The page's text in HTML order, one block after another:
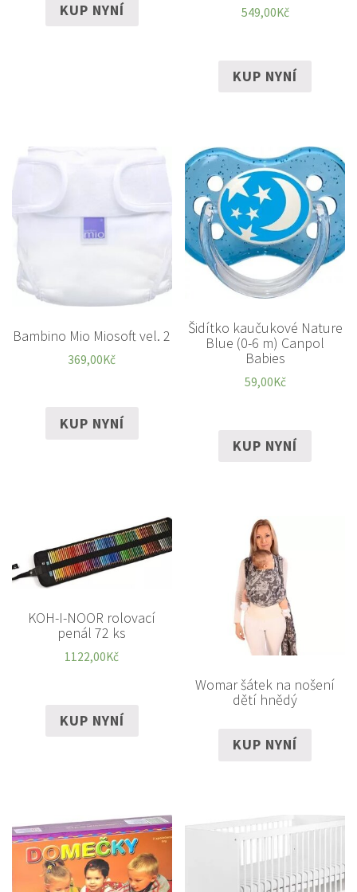
KUP NYNÍ 549,00Kč
KUP NYNÍ
Bambino Mio Miosoft vel. 2
369,00Kč
KUP NYNÍ
Šidítko kaučukové Nature
Blue (0-6 m) Canpol
Babies
59,00Kč
KUP NYNÍ
KOH-I-NOOR rolovací
penál 72 ks
1122,00Kč
KUP NYNÍ
Womar šátek na nošení
dětí hnědý
KUP NYNÍ